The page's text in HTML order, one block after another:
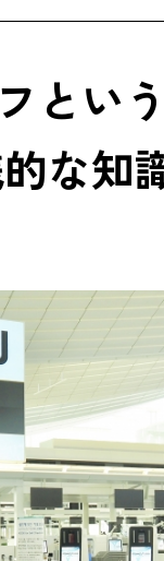
とい
な知